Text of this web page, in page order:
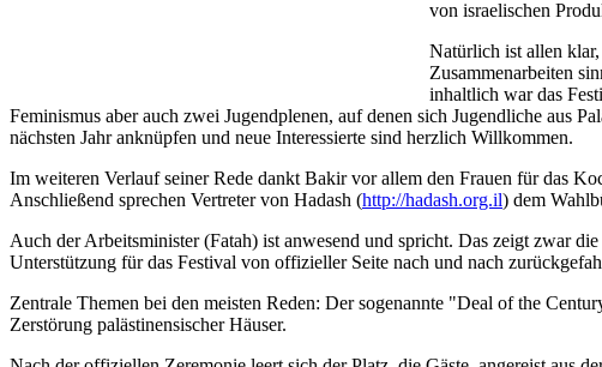
von israelischen
Natürlich ist allen
Zusammenarbeiten
inhaltlich war das
Feminismus aber auch zwei Jugendplenen, auf denen sich Jugendliche aus
nächsten Jahr anknüpfen und neue Interessierte sind herzlich Willkommen.
Im weiteren Verlauf seiner Rede dankt Bakir vor allem den Frauen für das
Anschließend sprechen Vertreter von Hadash (http://hadash.org.il) dem
Auch der Arbeitsminister (Fatah) ist anwesend und spricht. Das zeigt zwar
Unterstützung für das Festival von offizieller Seite nach und nach
Zentrale Themen bei den meisten Reden: Der sogenannte "Deal of the
Zerstörung palästinensischer Häuser.